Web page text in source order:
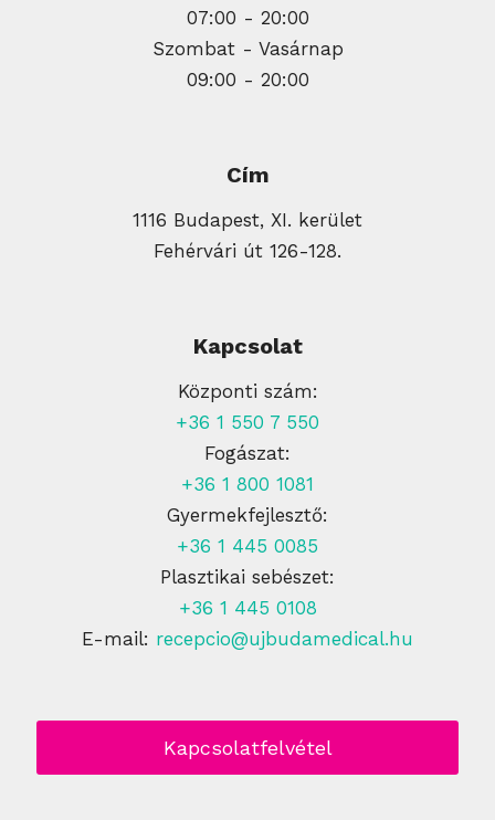
07:00 - 20:00
Szombat - Vasárnap
09:00 - 20:00
Cím
1116 Budapest, XI. kerület
Fehérvári út 126-128.
Kapcsolat
Központi szám:
+36 1 550 7 550
Fogászat:
+36 1 800 1081
Gyermekfejlesztő:
+36 1 445 0085
Plasztikai sebészet:
+36 1 445 0108
E-mail: recepcio@ujbudamedical.hu
Kapcsolatfelvétel